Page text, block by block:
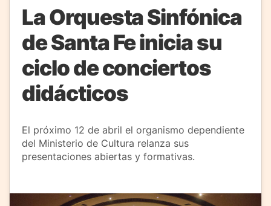
La Orquesta Sinfónica
de Santa Fe inicia su
ciclo de conciertos
didácticos
El próximo 12 de abril el organismo dependiente
del Ministerio de Cultura relanza sus
presentaciones abiertas y formativas.